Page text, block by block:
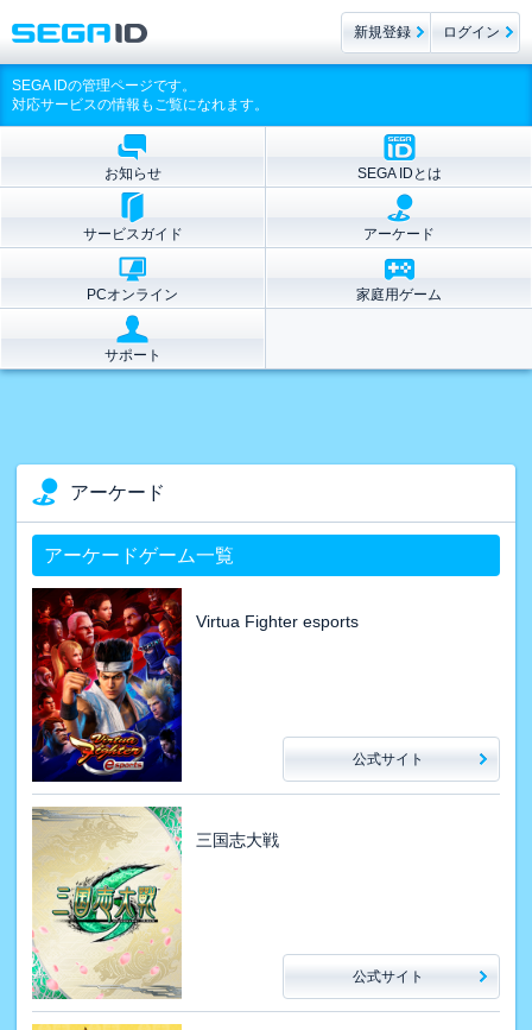
SEGA IDの管理ページです。
対応サービスの情報もご覧になれます。
お知らせ SEGA IDとは
サービスガイド アーケード
PCオンライン 家庭用ゲーム
サポート
アーケード
アーケードゲーム一覧
Virtua Fighter esports
公式サイト
三国志大戦
公式サイト
新規登録 ログイン